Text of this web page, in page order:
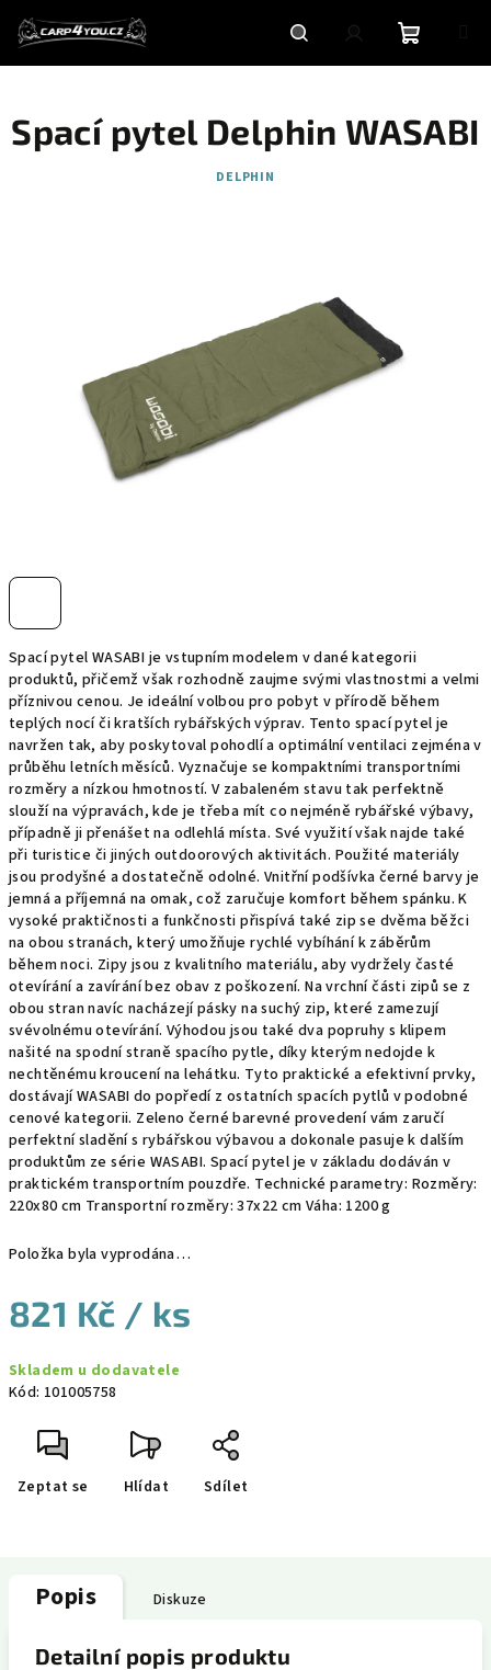
obsah
HledatPřihlášeníNákupní
košík
Spací pytel WASABI je vstupním modelem v dané kategorii
produktů, přičemž však rozhodně zaujme svými vlastnostmi a velmi
příznivou cenou. Je ideální volbou pro pobyt v přírodě během
teplých nocí či kratších rybářských výprav. Tento spací pytel je
navržen tak, aby poskytoval pohodlí a optimální ventilaci zejména v
průběhu letních měsíců. Vyznačuje se kompaktními transportními
rozměry a nízkou hmotností. V zabaleném stavu tak perfektně
slouží na výpravách, kde je třeba mít co nejméně rybářské výbavy,
případně ji přenášet na odlehlá místa. Své využití však najde také
při turistice či jiných outdoorových aktivitách. Použité materiály
jsou prodyšné a dostatečně odolné. Vnitřní podšívka černé barvy je
jemná a příjemná na omak, což zaručuje komfort během spánku. K
vysoké praktičnosti a funkčnosti přispívá také zip se dvěma běžci
na obou stranách, který umožňuje rychlé vybíhání k záběrům
během noci. Zipy jsou z kvalitního materiálu, aby vydržely časté
otevírání a zavírání bez obav z poškození. Na vrchní části zipů se z
obou stran navíc nacházejí pásky na suchý zip, které zamezují
svévolnému otevírání. Výhodou jsou také dva popruhy s klipem
našité na spodní straně spacího pytle, díky kterým nedojde k
nechtěnému kroucení na lehátku. Tyto praktické a efektivní prvky,
dostávají WASABI do popředí z ostatních spacích pytlů v podobné
cenové kategorii. Zeleno černé barevné provedení vám zaručí
perfektní sladění s rybářskou výbavou a dokonale pasuje k dalším
produktům ze série WASABI. Spací pytel je v základu dodáván v
praktickém transportním pouzdře. Technické parametry: Rozměry:
220x80 cm Transportní rozměry: 37x22 cm Váha: 1200 g
Položka byla vyprodána…
821 Kč / ks
cena:
Skladem u dodavatele
Kód: 101005758
Zeptat se Hlídat Sdílet
Spací pytel Delphin WASABI
DELPHIN
Popis Diskuze
Detailní popis produktu